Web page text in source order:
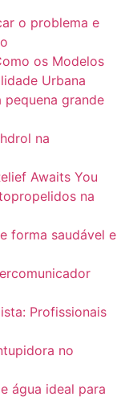
o problema e
os Modelos
Urbana
pequena grande
na
Awaits You
na
forma saudável e
Profissionais
no
água ideal para